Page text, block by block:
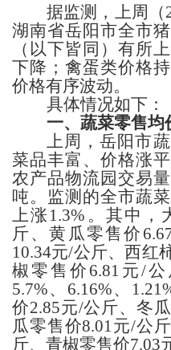
据监测，上周 （
湖南省岳阳市全市
（以下皆同）有所上
下降； 禽蛋类价格持
价格有序波动。
具体情况如下：
一、蔬菜零售均
上周，岳阳市
菜品丰富、价格涨
农产品物流园交易量
吨。监测的全市蔬
上涨 1.3% 。 其中，
斤、黄瓜 零售价
10.34元/公斤、西红
椒 零售价 6.81 元/公
5.7%、6.16%、
价2.85元/公斤、 冬瓜
瓜零售价8.01元/公
斤、青椒零售价7.03